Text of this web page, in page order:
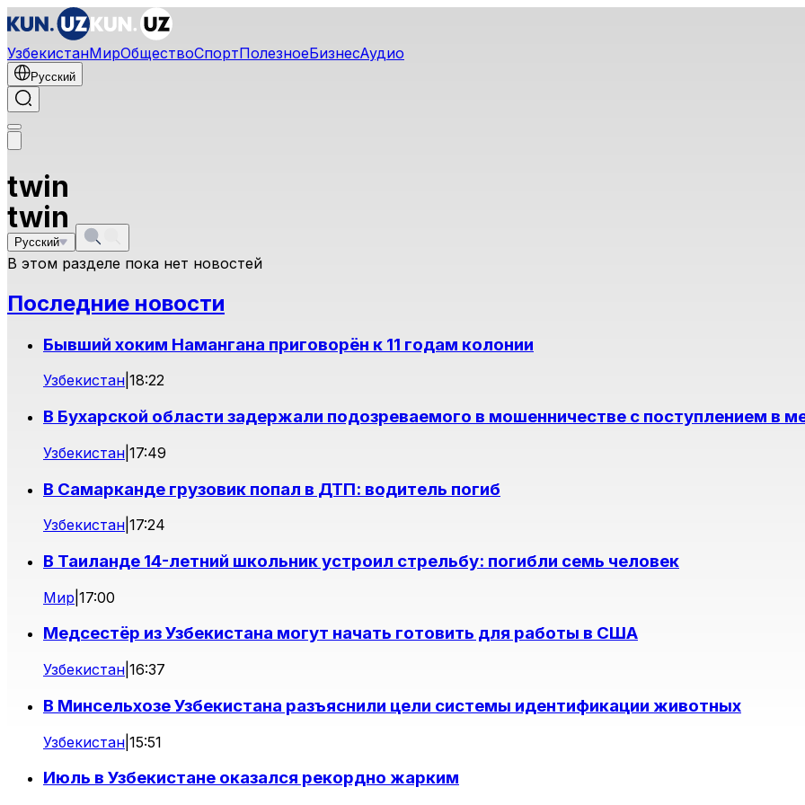
УзбекистанМирОбществоСпортПолезноеБизнесАудио
Русский
twin
Русский
twin
В этом разделе пока нет новостей
Последние новости
Бывший хоким Намангана приговорён к 11 годам колонии
Узбекистан 18:22
В Бухарской области задержали подозреваемого в мошенничестве с поступлением в
Узбекистан 17:49
В Самарканде грузовик попал в ДТП: водитель погиб
Узбекистан 17:24
В Таиланде 14-летний школьник устроил стрельбу: погибли семь человек
Мир 17:00
Медсестёр из Узбекистана могут начать готовить для работы в США
Узбекистан 16:37
В Минсельхозе Узбекистана разъяснили цели системы идентификации животных
Узбекистан 15:51
Июль в Узбекистане оказался рекордно жарким